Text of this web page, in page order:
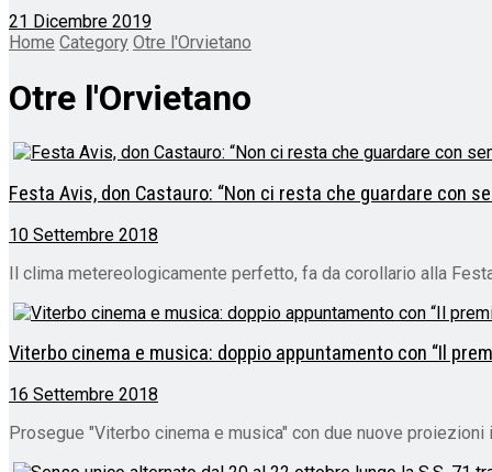
21 Dicembre 2019
Home Category Otre l'Orvietano
Otre l'Orvietano
Festa Avis, don Castauro: “Non ci resta che guardare con
10 Settembre 2018
Il clima metereologicamente perfetto, fa da corollario alla
Viterbo cinema e musica: doppio appuntamento con “Il
16 Settembre 2018
Prosegue "Viterbo cinema e musica" con due nuove